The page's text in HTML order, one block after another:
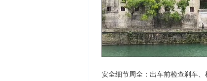
安全细节周全：出车前检查刹车